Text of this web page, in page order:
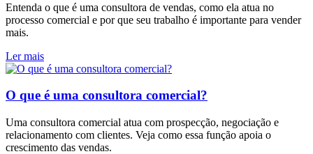
Entenda o que é uma consultora de vendas, como ela atua no
processo comercial e por que seu trabalho é importante para vender
mais.
Ler mais
O que é uma consultora comercial?
Uma consultora comercial atua com prospecção, negociação e
relacionamento com clientes. Veja como essa função apoia o
crescimento das vendas.